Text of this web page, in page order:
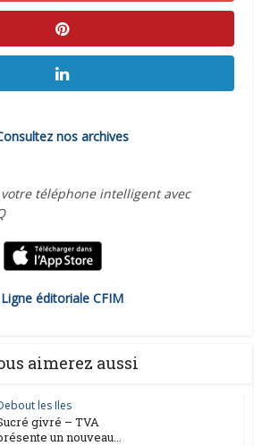
nos archives
votre téléphone intelligent avec
Ligne éditoriale CFIM
aimerez aussi
les Iles
givré – TVA
un nouveau...